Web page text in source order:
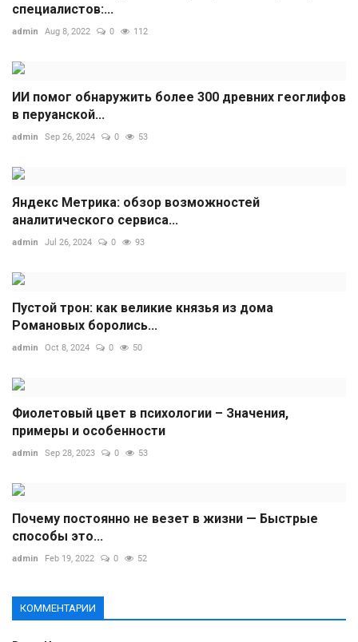
специалистов:...
admin Aug 8, 2022 0 112
ИИ помог обнаружить более 300 древних геоглифов
в перуанской...
admin Sep 26, 2024 0 53
Яндекс Метрика: обзор возможностей
аналитического сервиса...
admin Jul 26, 2024 0 93
Пустой трон: как великие князья из дома
Романовых боролись...
admin Oct 8, 2024 0 50
Фиолетовый цвет в психологии – Значения,
примеры и особенности
admin Sep 28, 2023 0 53
Почему постоянно не везет в жизни — Быстрые
способы это...
admin Feb 19, 2022 0 52
КОММЕНТАРИИ